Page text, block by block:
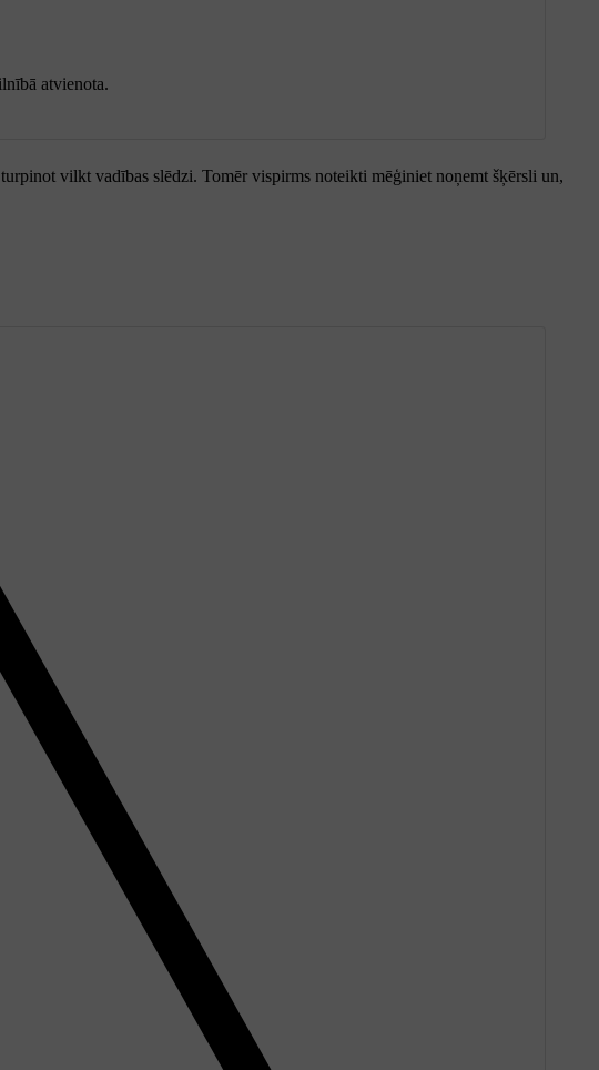
atvienota.
vilkt vadības slēdzi. Tomēr vispirms noteikti mēģiniet noņemt šķērsli un,